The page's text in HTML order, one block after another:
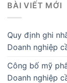
BÀI VIẾT MỚI
Quy định ghi
Doanh nghiệp
Công bố mỹ
Doanh nghiệp